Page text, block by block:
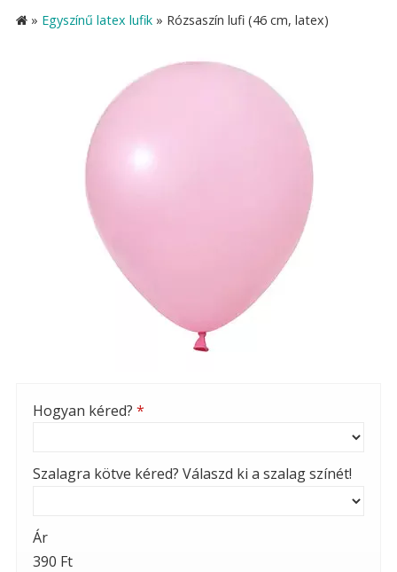
» Egyszínű latex lufik » Rózsaszín lufi (46 cm, latex)
Hogyan kéred? *
Szalagra kötve kéred? Válaszd ki a szalag színét!
Ár
390 Ft